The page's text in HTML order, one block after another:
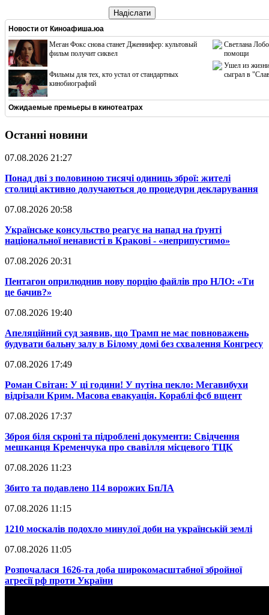
Надіслати
Новости от Киноафиша.юа
Меган Фокс снова станет Дженнифер: культовый
фильм получит сиквел
Фильмы для тех, кто устал от стандартных
кинобиографий
Светлана
помощи
Ушел из жизни
сыграл в
Ожидаемые премьеры в кинотеатрах
Останні новини
07.08.2026 21:27
​Понад дві з половиною тисячі одиниць зброї: жителі
столиці активно долучаються до процедури декларування
07.08.2026 20:58
​Українське консульство реагує на напад на ґрунті
національної ненависті в Кракові - «неприпустимо»
07.08.2026 20:31
​Пентагон оприлюднив нову порцію файлів про НЛО: «Ти
це бачив?»
07.08.2026 19:40
​Апеляційний суд заявив, що Трамп не має повноважень
будувати бальну залу в Білому домі без схвалення Конгресу
07.08.2026 17:49
​Роман Світан: У ці години! У путіна пекло: Мегавибухи
відрізали Крим. Масова евакуація. Кораблі фсб вщент
07.08.2026 17:37
​Зброя біля скроні та підроблені документи: Свідчення
мешканця Кременчука про свавілля місцевого ТЦК
07.08.2026 11:23
​Збито та подавлено 114 ворожих БпЛА
07.08.2026 11:15
​1210 москалів подохло минулої доби на українській землі
07.08.2026 11:05
​Розпочалася 1626-та доба широкомасштабної збройної
агресії рф проти України